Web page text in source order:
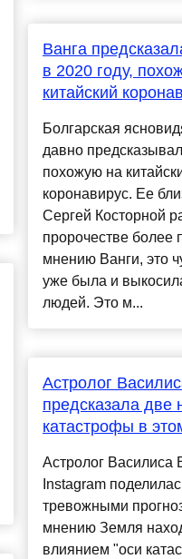
Ванга
в 2020 году,
китайский
Болгарская
давно
похожую на
коронавирус. Ее
Сергей Косторной
пророчестве более
мнению Ванги, это
уже была и
людей. Это м...
Астролог
предсказала две
катастрофы в
Астролог Василиса
Instagram
тревожными
мнению Земля
влиянием "оси